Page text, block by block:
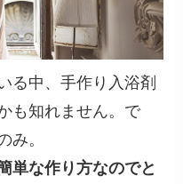
る中、手作り入浴剤
も知れません。で
み。
単な作り方なのでと